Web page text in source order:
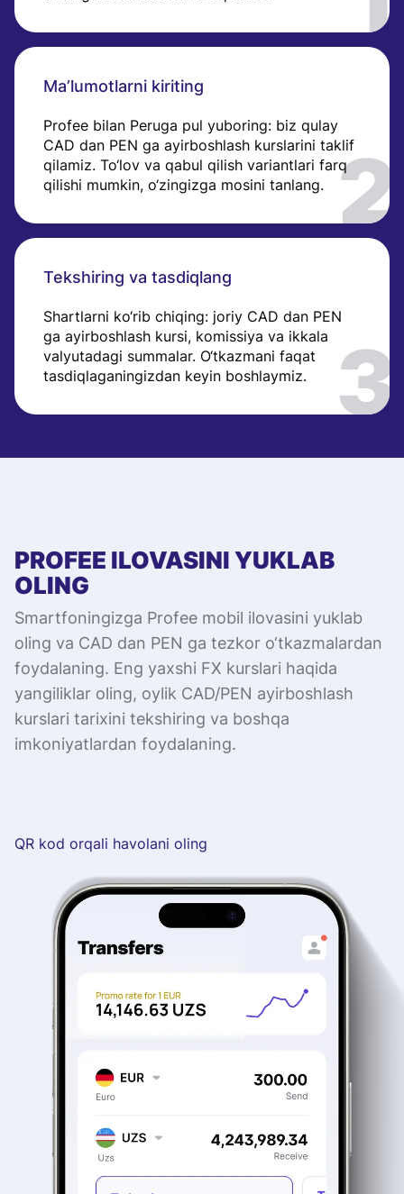
Ma’lumotlarni kiriting
Profee bilan Peruga pul yuboring: biz qulay
CAD dan PEN ga ayirboshlash kurslarini taklif
qilamiz. To‘lov va qabul qilish variantlari farq
qilishi mumkin, o‘zingizga mosini tanlang.
Tekshiring va tasdiqlang
Shartlarni ko‘rib chiqing: joriy CAD dan PEN
ga ayirboshlash kursi, komissiya va ikkala
valyutadagi summalar. O‘tkazmani faqat
tasdiqlaganingizdan keyin boshlaymiz.
PROFEE ILOVASINI YUKLAB
OLING
Smartfoningizga Profee mobil ilovasini yuklab
oling va CAD dan PEN ga tezkor o‘tkazmalardan
foydalaning. Eng yaxshi FX kurslari haqida
yangiliklar oling, oylik CAD/PEN ayirboshlash
kurslari tarixini tekshiring va boshqa
imkoniyatlardan foydalaning.
QR kod orqali havolani oling